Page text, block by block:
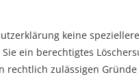
keine
ein berechtigtes
rechtlich zulässigen